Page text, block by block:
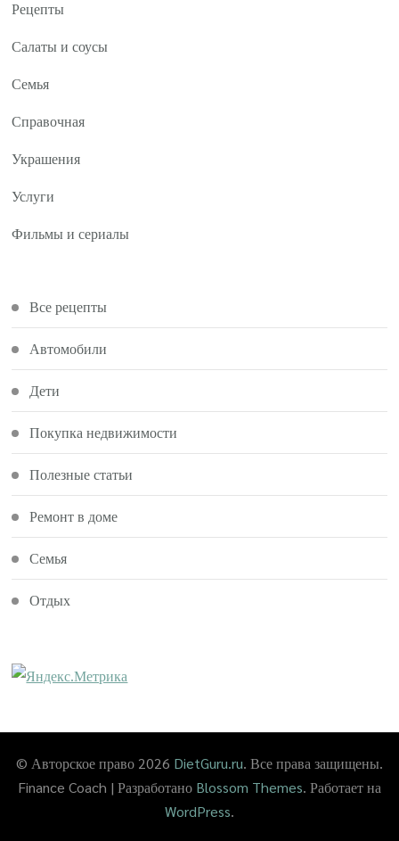
Рецепты
Салаты и соусы
Семья
Справочная
Украшения
Услуги
Фильмы и сериалы
Все рецепты
Автомобили
Дети
Покупка недвижимости
Полезные статьи
Ремонт в доме
Семья
Отдых
© Авторское право 2026 DietGuru.ru. Все права защищены.
Finance Coach | Разработано Blossom Themes. Работает на
WordPress.